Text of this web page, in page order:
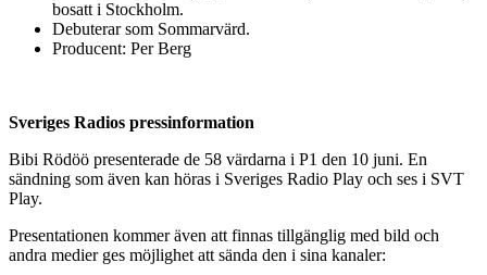
bosatt i Stockholm.
Debuterar som Sommarvärd.
Producent: Per Berg
Sveriges Radios pressinformation
Bibi Rödöö presenterade de 58 värdarna i P1 den 10 juni. En
sändning som även kan höras i Sveriges Radio Play och ses i SVT
Play.
Presentationen kommer även att finnas tillgänglig med bild och
andra medier ges möjlighet att sända den i sina kanaler: